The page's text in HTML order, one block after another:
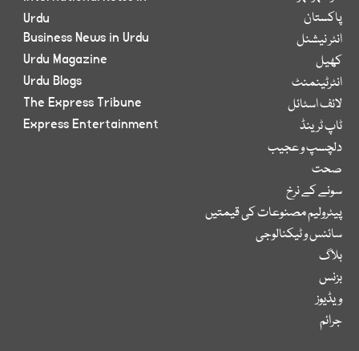
پاکستان
انٹر نیشنل
کھیل
انٹرٹینمنٹ
لائف اسٹائل
ٹاپ ٹرینڈ
دلچسپ و عجیب
صحت
سونے کے نرخ
پیٹرولیم مصنوعات کی قیمتیں
سائنس و ٹیکنالوجی
بلاگ
بزنس
ویڈیوز
جرائم
Urdu
Business News in Urdu
Urdu Magazine
Urdu Blogs
The Express Tribune
Express Entertainment